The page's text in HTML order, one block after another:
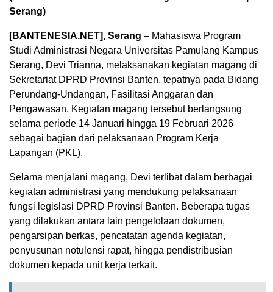
Serang)
[BANTENESIA.NET], Serang – Mahasiswa Program
Studi Administrasi Negara Universitas Pamulang Kampus
Serang, Devi Trianna, melaksanakan kegiatan magang di
Sekretariat DPRD Provinsi Banten, tepatnya pada Bidang
Perundang-Undangan, Fasilitasi Anggaran dan
Pengawasan. Kegiatan magang tersebut berlangsung
selama periode 14 Januari hingga 19 Februari 2026
sebagai bagian dari pelaksanaan Program Kerja
Lapangan (PKL).
Selama menjalani magang, Devi terlibat dalam berbagai
kegiatan administrasi yang mendukung pelaksanaan
fungsi legislasi DPRD Provinsi Banten. Beberapa tugas
yang dilakukan antara lain pengelolaan dokumen,
pengarsipan berkas, pencatatan agenda kegiatan,
penyusunan notulensi rapat, hingga pendistribusian
dokumen kepada unit kerja terkait.